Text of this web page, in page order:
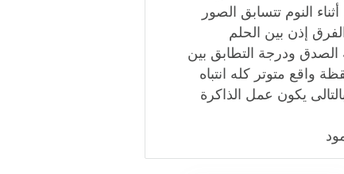
النوم تتسابق الصور
إذن بين الحلم
ودرجة التطابق بين
واقع متوتر كله انتباه
يكون عمل الذاكرة